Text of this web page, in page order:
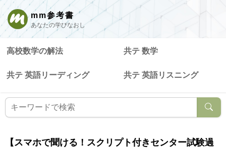
mm参考書
あなたの学びなおし
高校数学の解法 共テ 数学
共テ 英語リーディング 共テ 英語リスニング
【スマホで聞ける！スクリプト付きセンター試験過